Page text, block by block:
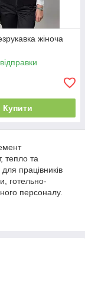
жіноча
Купити
тепло та
працівників
готельно-
персоналу.
одягу у
на відкритому
протягом